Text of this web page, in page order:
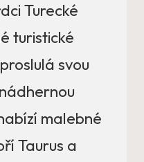
Turecké
turistické
svou
malebné
Taurus a